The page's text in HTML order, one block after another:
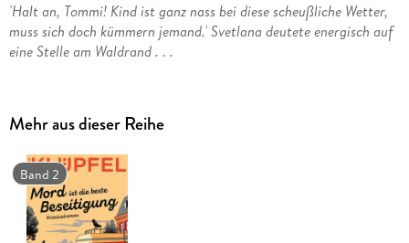
'Halt an, Tommi! Kind ist ganz nass bei diese scheußliche Wetter,
muss sich doch kümmern jemand.' Svetlana deutete energisch auf
eine Stelle am Waldrand . . .
arbeitet konsequent an seinem Durchbruch als
Bestsellerautor. Meistens jedenfalls. Wegen vorübergehender
Finanzflaute haust er im alten Wohnmobil seines Vaters. Die
Hymer B550 hat der ihm zusammen mit seiner ukrainischen
Putzfrau Svetlana überlassen. Als Tommi und Svetlana eines
Abends ein kleines Mädchen am Waldrand auflesen, ahnen
Mehr aus dieser Reihe
Band 2